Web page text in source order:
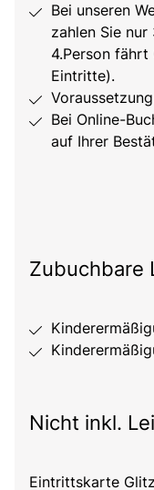
Bei unseren
zahlen Sie
4.Person fährt
Eintritte).
Bei Online-
auf Ihrer
Zubuchbare
Nicht inkl.
Eintrittskarte